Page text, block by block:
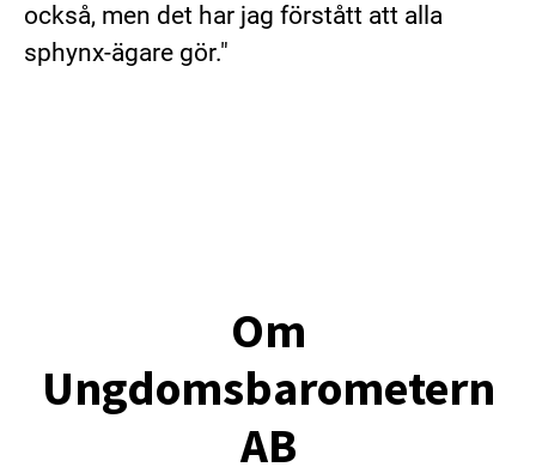
också, men det har jag förstått att alla
sphynx-ägare gör."
Om
Ungdomsbarometern
AB